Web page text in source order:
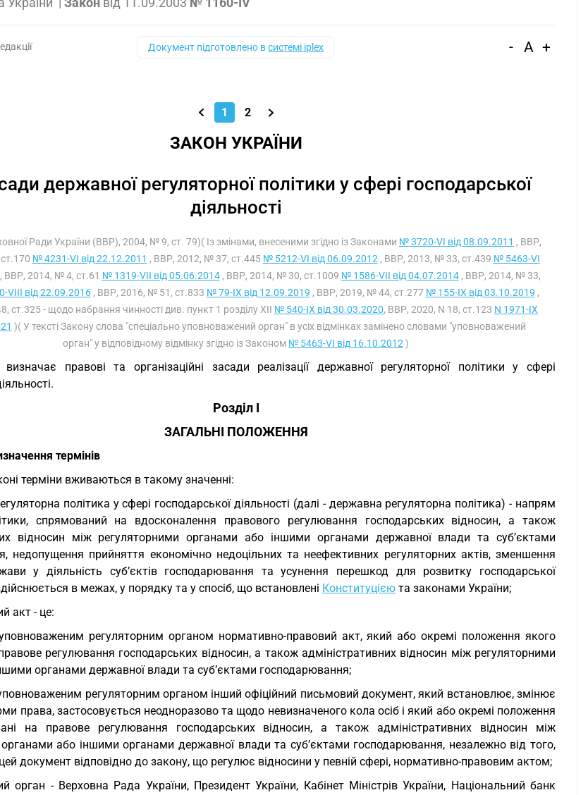
Документ підготовлено всистемі iplex - A +
1 2
ЗАКОН УКРАЇНИ
державної регуляторної політики у сфері господарської
діяльності
Ради України (ВВР), 2004, № 9, ст. 79)( Із змінами, внесеними згідно із Законами № 3720-VI від 08.09.2011 , ВВР,
№ 4231-VI від 22.12.2011 , ВВР, 2012, № 37, ст.445 № 5212-VI від 06.09.2012 , ВВР, 2013, № 33, ст.439 № 5463-VI
, ВВР, 2014, № 4, ст.61 № 1319-VII від 05.06.2014, ВВР, 2014, № 30, ст.1009 № 1586-VII від 04.07.2014, ВВР, 2014, № 33,
VIII від 22.09.2016, ВВР, 2016, № 51, ст.833 № 79-IX від 12.09.2019 , ВВР, 2019, № 44, ст.277 № 155-IX від 03.10.2019 ,
ст.325 - щодо набрання чинності див. пункт 1 розділу XII № 540-IX від 30.03.2020, ВВР, 2020, N 18, ст.123 N 1971-IX
)( У тексті Закону слова "спеціально уповноважений орган" в усіх відмінках замінено словами "уповноважений
орган" у відповідному відмінку згідно із Законом № 5463-VI від 16.10.2012 )
правові та організаційні засади реалізації державної регуляторної політики у сфері
Розділ I
ЗАГАЛЬНІ ПОЛОЖЕННЯ
термінів
терміни вживаються в такому значенні:
політика у сфері господарської діяльності (далі - державна регуляторна політика) - напрям
спрямований на вдосконалення правового регулювання господарських відносин, а також
відносин між регуляторними органами або іншими органами державної влади та суб’єктами
недопущення прийняття економічно недоцільних та неефективних регуляторних актів, зменшення
у діяльність суб’єктів господарювання та усунення перешкод для розвитку господарської
в межах, у порядку та у спосіб, що встановлені Конституцією та законами України;
акт - це:
регуляторним органом нормативно-правовий акт, який або окремі положення якого
регулювання господарських відносин, а також адміністративних відносин між регуляторними
органами державної влади та суб’єктами господарювання;
регуляторним органом інший офіційний письмовий документ, який встановлює, змінює
права, застосовується неодноразово та щодо невизначеного кола осіб і який або окремі положення
на правове регулювання господарських відносин, а також адміністративних відносин між
або іншими органами державної влади та суб’єктами господарювання, незалежно від того,
документ відповідно до закону, що регулює відносини у певній сфері, нормативно-правовим актом;
орган - Верховна Рада України, Президент України, Кабінет Міністрів України, Національний банк